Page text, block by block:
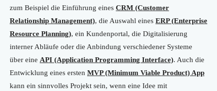
zum Beispiel die Einführung eines CRM (Customer
Relationship Management), die Auswahl eines ERP (Enterprise
Resource Planning), ein Kundenportal, die Digitalisierung
interner Abläufe oder die Anbindung verschiedener Systeme
über eine API (Application Programming Interface). Auch die
Entwicklung eines ersten MVP (Minimum Viable Product) App
kann ein sinnvolles Projekt sein, wenn eine Idee mit